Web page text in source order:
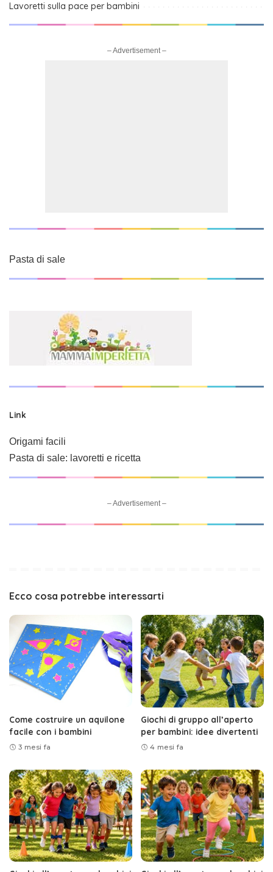
Lavoretti sulla pace per bambini
– Advertisement –
Pasta di sale
Link
Origami facili
Pasta di sale: lavoretti e ricetta
– Advertisement –
Ecco cosa potrebbe interessarti
Come costruire un aquilone
facile con i bambini
3 mesi fa
Giochi di gruppo all’aperto
per bambini: idee divertenti
4 mesi fa